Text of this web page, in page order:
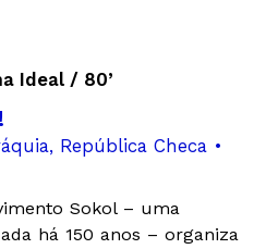
Ideal / 80’
República Checa •
Sokol – uma
há 150 anos – organiza